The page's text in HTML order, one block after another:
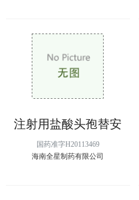
注射用盐酸头孢替安
国药准字H20113469
海南全星制药有限公司